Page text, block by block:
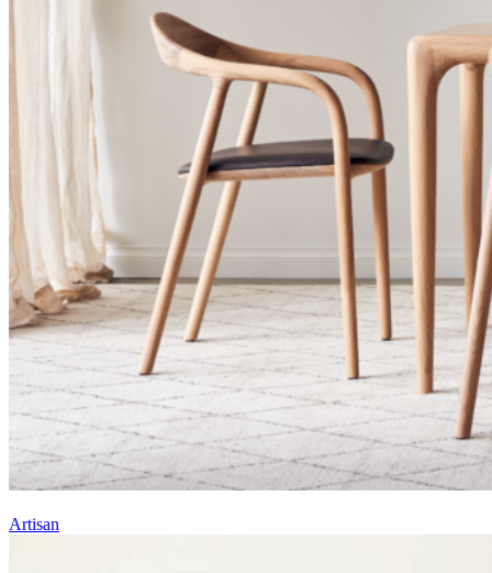
Artisan